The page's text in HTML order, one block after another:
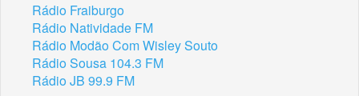
Rádio Fraiburgo
Rádio Natividade FM
Rádio Modão Com Wisley Souto
Rádio Sousa 104.3 FM
Rádio JB 99.9 FM